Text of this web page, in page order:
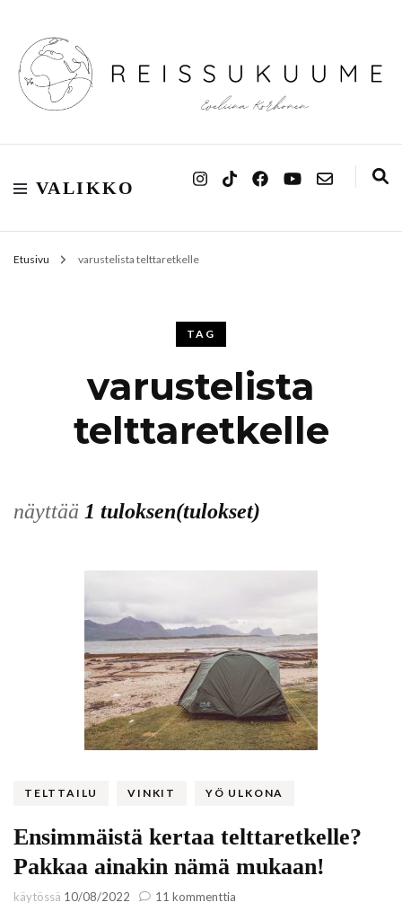
Reissukuume
VALIKKO
Etusivu varustelista telttaretkelle
TAG
varustelista
telttaretkelle
näyttää 1 tuloksen(tulokset)
TELTTAILU VINKIT YÖ ULKONA
Ensimmäistä kertaa telttaretkelle?
Pakkaa ainakin nämä mukaan!
käytössä 10/08/2022 11 kommenttia